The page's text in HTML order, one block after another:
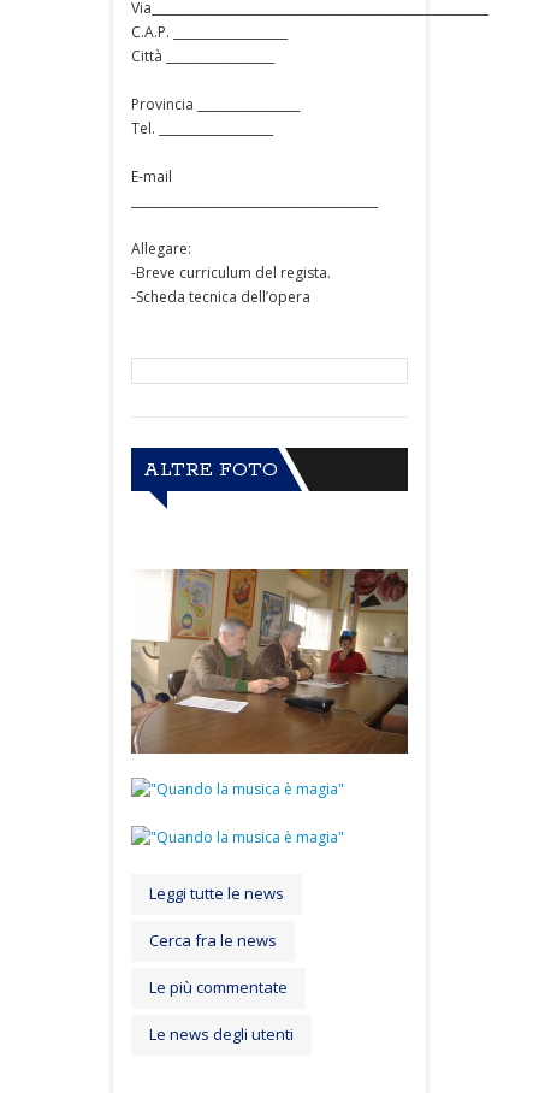
Via________________________________________________________
C.A.P. ___________________
Città __________________
Provincia _________________
Tel. ___________________
E-mail
Allegare:
-Breve curriculum del regista.
-Scheda tecnica dell’opera
ALTRE FOTO
Leggi tutte le news
Cerca fra le news
Le più commentate
Le news degli utenti